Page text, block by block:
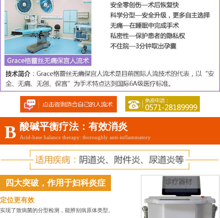
B 酸碱平衡疗法：有效消炎
Acid-base balance therapy: thoroughly anti-inflammatory
四大突破，作用于妇科炎症
定位更有效
实现了致病菌的分型检测，能辨别病原体类型。